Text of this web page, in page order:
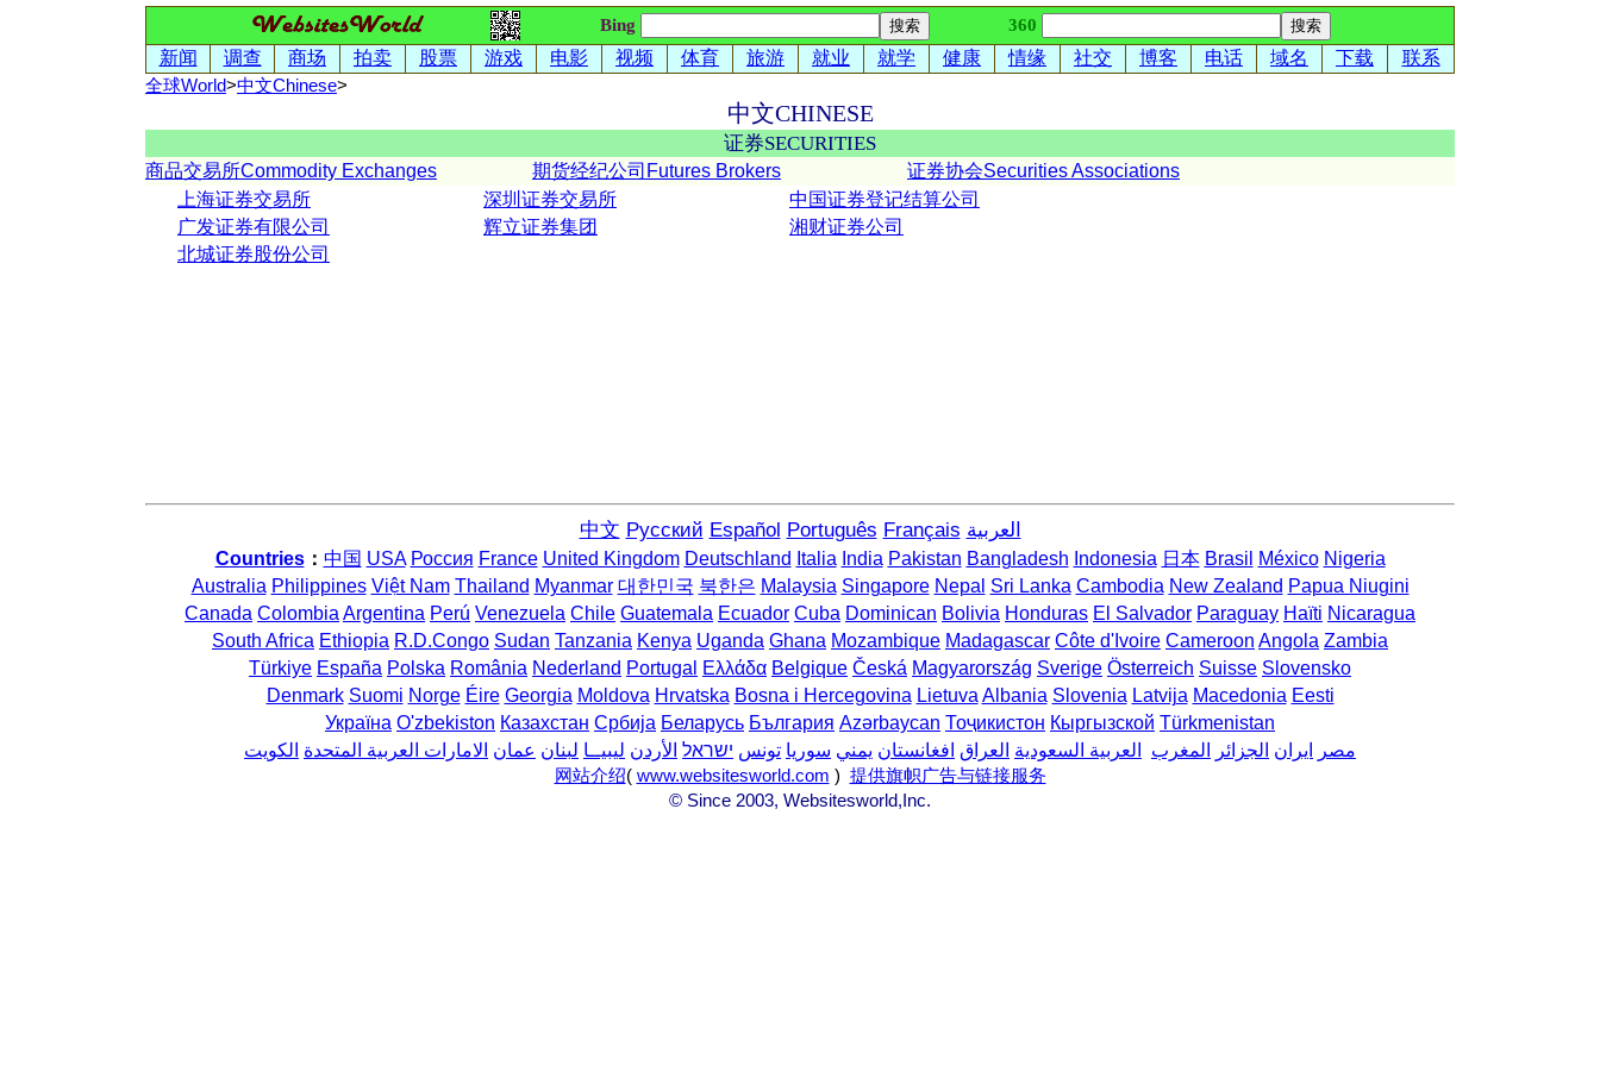
Bing 360
新闻 调查 商场 拍卖 股票 游戏 电影 视频 体育 旅游 就业 就学 健康 情缘 社交 博客 电话 域名 下载 联系
全球World>中文Chinese>
中文CHINESE
证券SECURITIES
商品交易所Commodity Exchanges 期货经纪公司Futures Brokers
证券协会Securities Associations
上海证券交易所
深圳证券交易所
中国证券登记结算公司
广发证券有限公司
辉立证券集团
湘财证券公司
北城证券股份公司
中文 Русский Español Português Français العربية
Countries： 中国 USA Россия France United Kingdom Deutschland Italia India Pakistan Bangladesh Indonesia 日本 Brasil México Nigeria
Australia Philippines Việt Nam Thailand Myanmar 대한민국 북한은 Malaysia Singapore Nepal Sri Lanka Cambodia New Zealand Papua Niugini
Canada Colombia Argentina Perú Venezuela Chile Guatemala Ecuador Cuba Dominican Bolivia Honduras El Salvador Paraguay Haïti Nicaragua
South Africa Ethiopia R.D.Congo Sudan Tanzania Kenya Uganda Ghana Mozambique Madagascar Côte d'Ivoire Cameroon Angola Zambia
Türkiye España Polska România Nederland Portugal Ελλάδα Belgique Česká Magyarország Sverige Österreich Suisse Slovensko
Denmark Suomi Norge Éire Georgia Moldova Hrvatska Bosna i Hercegovina Lietuva Albania Slovenia Latvija Macedonia Eesti
Україна O'zbekiston Казахстан Србија Беларусь България Azərbaycan Тоҷикистон Кыргызской Türkmenistan
مصر
ایران الجزائر المغرب العربية السعودية العراق افغانستان يمني سوريا تونس ישראל الأردن ليبيــا لبنان عمان الامارات العربية المتحدة الكويت
网站介绍( www.websitesworld.com ) 提供旗帜广告与链接服务
© Since 2003, Websitesworld,Inc.